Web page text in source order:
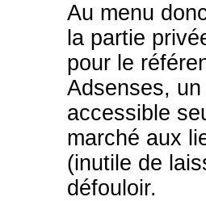
Au menu
la partie
pour le
Adsenses,
accessible
marché aux
(inutile de
défouloir.